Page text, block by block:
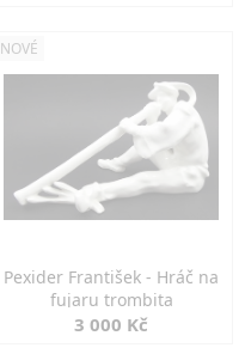
NOVÉ
Pexider František - Hráč na
fujaru trombita
3 000 Kč